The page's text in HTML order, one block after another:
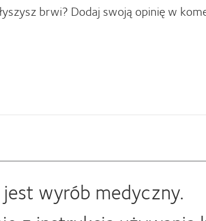
brwi? Dodaj swoją opinię w
jest wyrób medyczny.